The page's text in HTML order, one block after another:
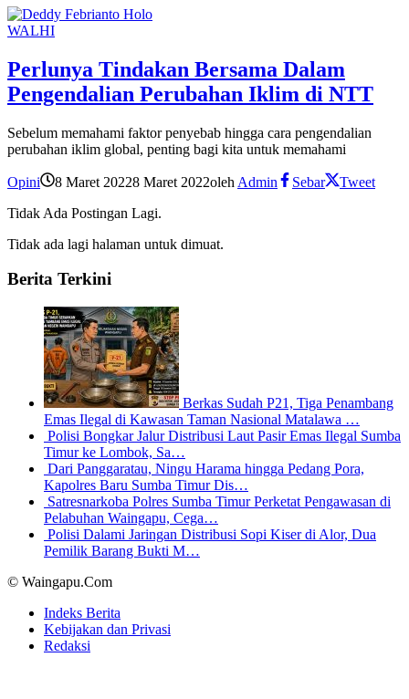
WALHI
Perlunya Tindakan Bersama Dalam
Pengendalian Perubahan Iklim di NTT
Sebelum memahami faktor penyebab hingga cara pengendalian
perubahan iklim global, penting bagi kita untuk memahami
Opini 8 Maret 20228 Maret 2022oleh Admin Sebar
Tweet
Tidak Ada Postingan Lagi.
Tidak ada lagi halaman untuk dimuat.
Berita Terkini
Berkas Sudah P21, Tiga Penambang
Emas Ilegal di Kawasan Taman Nasional Matalawa …
Polisi Bongkar Jalur Distribusi Laut Pasir Emas Ilegal Sumba
Timur ke Lombok, Sa…
Dari Panggaratau, Ningu Harama hingga Pedang Pora,
Kapolres Baru Sumba Timur Dis…
Satresnarkoba Polres Sumba Timur Perketat Pengawasan di
Pelabuhan Waingapu, Cega…
Polisi Dalami Jaringan Distribusi Sopi Kiser di Alor, Dua
Pemilik Barang Bukti M…
© Waingapu.Com
Indeks Berita
Kebijakan dan Privasi
Redaksi